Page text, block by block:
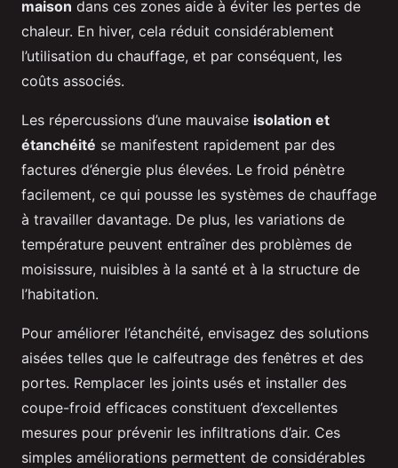
maison dans ces zones aide à éviter les pertes de
chaleur. En hiver, cela réduit considérablement
l’utilisation du chauffage, et par conséquent, les
coûts associés.
Les répercussions d’une mauvaise isolation et
étanchéité se manifestent rapidement par des
factures d’énergie plus élevées. Le froid pénètre
facilement, ce qui pousse les systèmes de chauffage
à travailler davantage. De plus, les variations de
température peuvent entraîner des problèmes de
moisissure, nuisibles à la santé et à la structure de
l’habitation.
Pour améliorer l’étanchéité, envisagez des solutions
aisées telles que le calfeutrage des fenêtres et des
portes. Remplacer les joints usés et installer des
coupe-froid efficaces constituent d’excellentes
mesures pour prévenir les infiltrations d’air. Ces
simples améliorations permettent de considérables